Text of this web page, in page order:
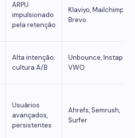
ARPU
impulsionado
pela retenção
Klaviyo, Mailchimp,
Brevo
Alta intenção;
cultura A/B
Unbounce,
VWO
Usuários
avançados,
persistentes
Ahrefs, Semrush,
Surfer